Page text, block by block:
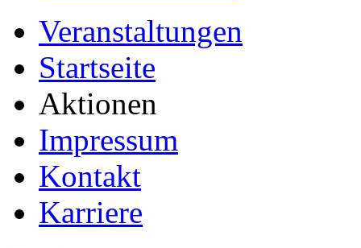
Veranstaltungen
Startseite
Aktionen
Impressum
Kontakt
Karriere